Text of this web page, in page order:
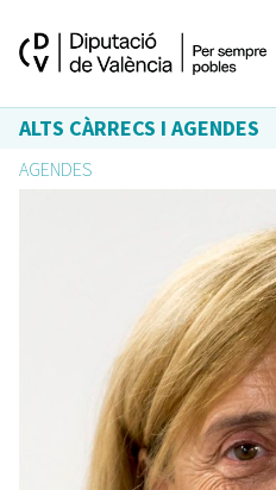
ALTS CÀRRECS I AGENDES
AGENDES